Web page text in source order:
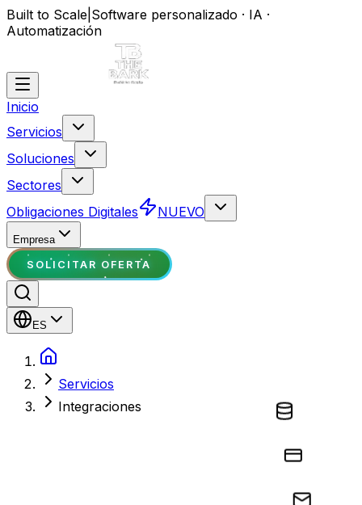
Built to Scale Software personalizado · IA ·
Automatización
Inicio
Servicios
Soluciones
Sectores
Obligaciones Digitales
NUEVO
Empresa
SOLICITAR OFERTA
ES
Servicios
Integraciones